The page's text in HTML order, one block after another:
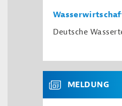
Deutsche
MELDUNG